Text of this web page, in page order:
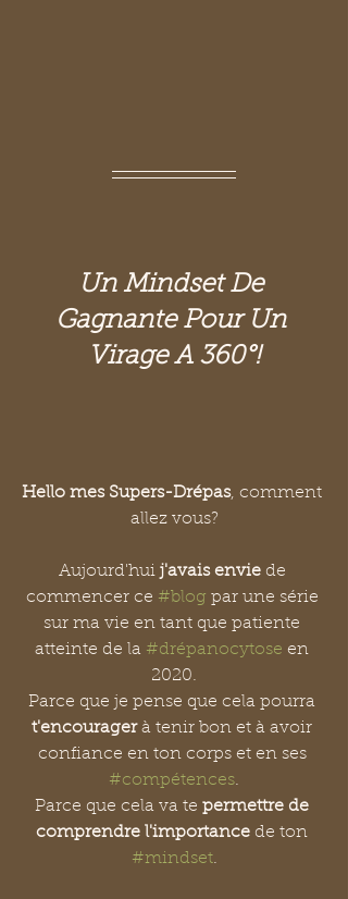
Un Mindset De
Gagnante Pour Un
Virage A 360°!
Hello mes Supers-Drépas, comment
allez vous?
Aujourd'hui j'avais envie de
commencer ce #blog par une série
sur ma vie en tant que patiente
atteinte de la #drépanocytose en
2020.
Parce que je pense que cela pourra
t'encourager à tenir bon et à avoir
confiance en ton corps et en ses
#compétences.
Parce que cela va te permettre de
comprendre l'importance de ton
#mindset.